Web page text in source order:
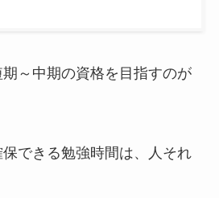
～中期の資格を目指すのが
できる勉強時間は、人それ